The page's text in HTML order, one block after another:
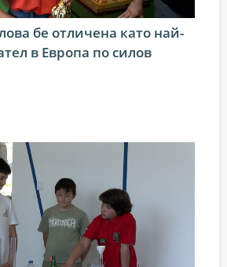
бе отличена като най-
в Европа по силов